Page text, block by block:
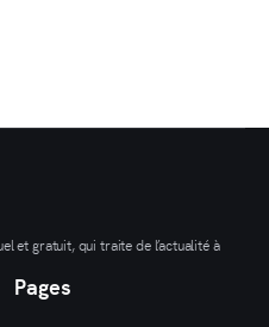
et gratuit, qui traite de l’actualité à
Pages